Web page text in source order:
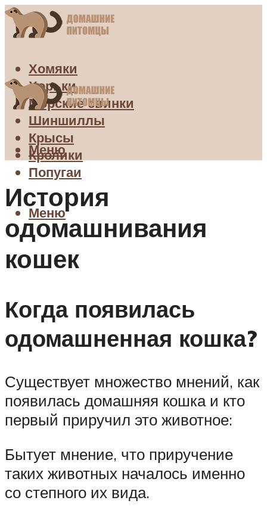
Хомяки
Хорьки
Морские свинки
Шиншиллы
Крысы
Кролики
Попугаи
Меню
Меню
История
одомашнивания
кошек
Когда появилась
одомашненная кошка?
Существует множество мнений, как
появилась домашняя кошка и кто
первый приручил это животное:
Бытует мнение, что приручение
таких животных началось именно
со степного их вида.